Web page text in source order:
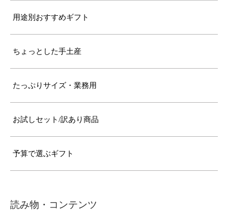
用途別おすすめギフト
ちょっとした手土産
たっぷりサイズ・業務用
お試しセット/訳あり商品
予算で選ぶギフト
読み物・コンテンツ